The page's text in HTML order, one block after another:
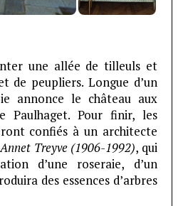
une allée de tilleuls et
de peupliers. Longue d’un
annonce le château aux
Paulhaget. Pour finir, les
confiés à un architecte
Treyve (1906-1992), qui
d’une roseraie, d’un
des essences d’arbres